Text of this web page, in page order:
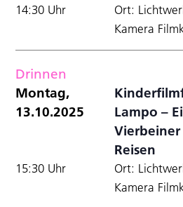
14:30 Uhr
Ort:
Kamera
Drinnen
Montag,
13.10.2025
Lampo –
Reisen
15:30 Uhr
Ort:
Kamera